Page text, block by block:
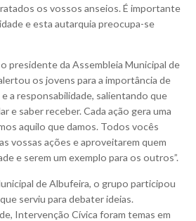
os vossos anseios. É importante
e esta autarquia preocupa-se
presidente da Assembleia Municipal de
os jovens para a importância de
a responsabilidade, salientando que
e saber receber. Cada ação gera uma
aquilo que damos. Todos vocês
vossas ações e aproveitarem quem
e serem um exemplo para os outros”.
de Albufeira, o grupo participou
serviu para debater ideias.
Intervenção Cívica foram temas em